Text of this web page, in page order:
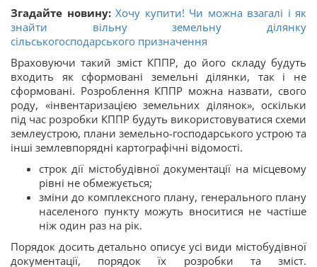
Згадайте новину: Хочу купити! Чи можна взагалі і як
знайти вільну земельну ділянку
сільськогосподарського призначення
Враховуючи такий зміст КППР, до його складу будуть
входить як сформовані земельні ділянки, так і не
сформовані. Розроблення КППР можна назвати, свого
роду, «інвентаризацією земельних ділянок», оскільки
під час розробки КППР будуть використовуватися схеми
землеустрою, плани земельно-господарського устрою та
інші землевпорядні картографічні відомості.
строк дії містобудівної документації на місцевому
рівні не обмежується;
зміни до комплексного плану, генерального плану
населеного пункту можуть вноситися не частіше
ніж один раз на рік.
Порядок досить детально описує усі види містобудівної
документації, порядок їх розробки та зміст.